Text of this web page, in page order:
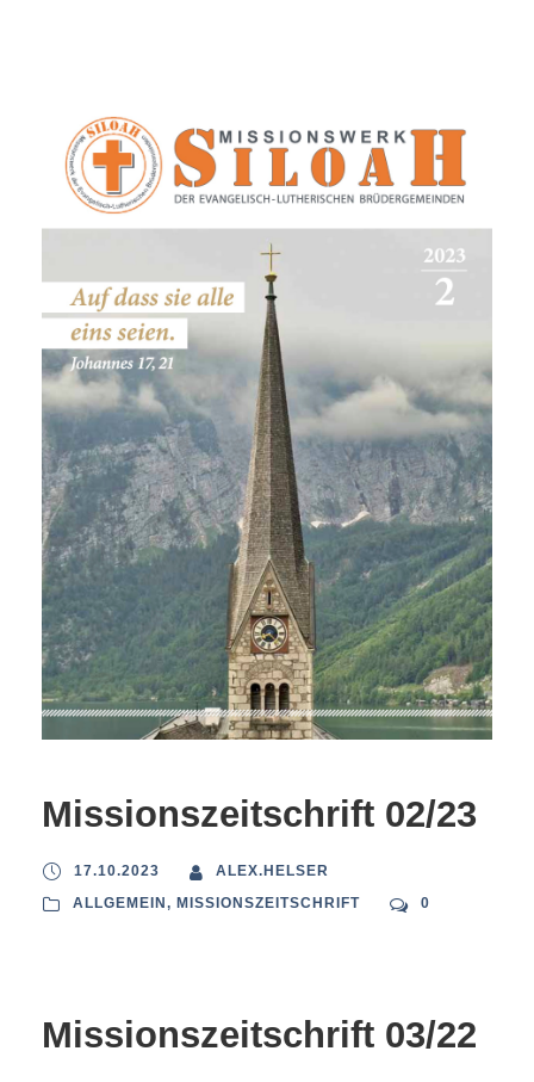
Missionszeitschrift 02/23
17.10.2023
ALEX.HELSER
ALLGEMEIN , MISSIONSZEITSCHRIFT 0
Missionszeitschrift 03/22